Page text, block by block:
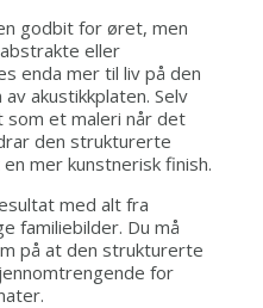
godbit for øret, men
eller
enda mer til liv på den
akustikkplaten. Selv
som et maleri når det
den strukturerte
mer kunstnerisk finish.
med alt fra
familiebilder. Du må
på at den strukturerte
for